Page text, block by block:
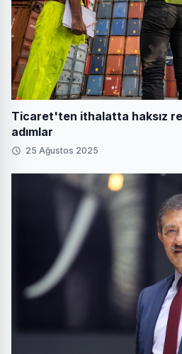
Ticaret'ten ithalatta haksız
adımlar
25 Ağustos 2025